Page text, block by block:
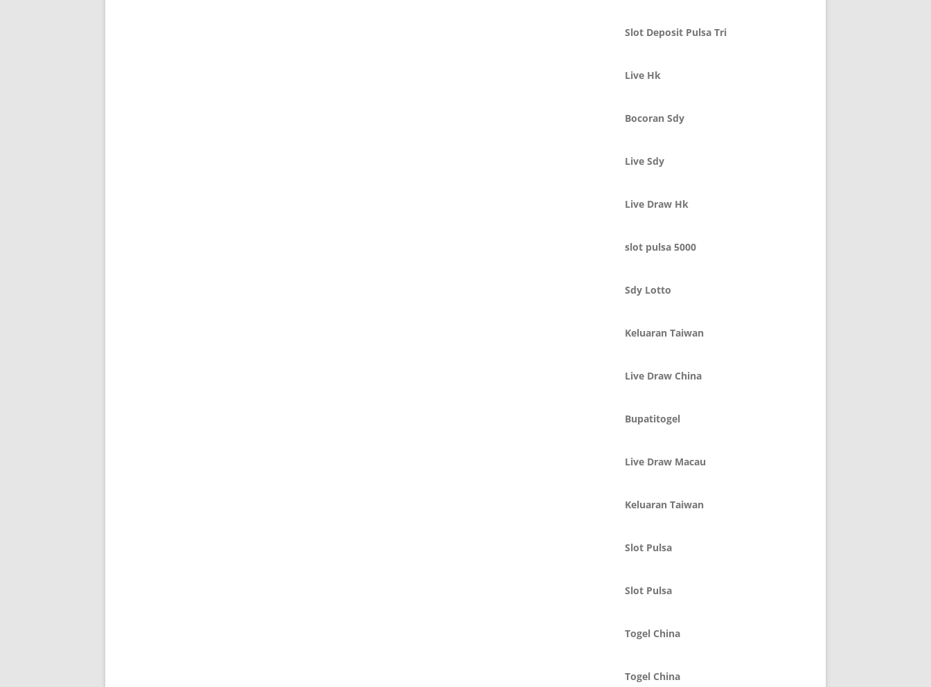
Slot Deposit Pulsa Tri
Live Hk
Bocoran Sdy
Live Sdy
Live Draw Hk
slot pulsa 5000
Sdy Lotto
Keluaran Taiwan
Live Draw China
Bupatitogel
Live Draw Macau
Keluaran Taiwan
Slot Pulsa
Slot Pulsa
Togel China
Togel China